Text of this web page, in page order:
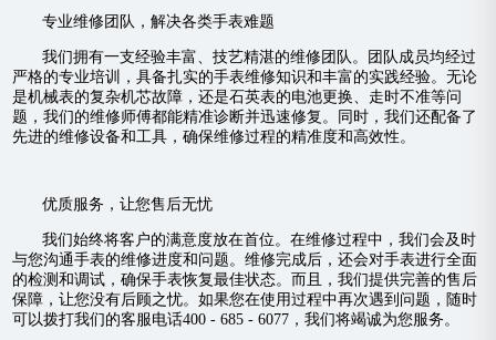
专业维修团队，解决各类手表难题
我们拥有一支经验丰富、技艺精湛的维修团队。团队成员均经过
严格的专业培训，具备扎实的手表维修知识和丰富的实践经验。无论
是机械表的复杂机芯故障，还是石英表的电池更换、走时不准等问
题，我们的维修师傅都能精准诊断并迅速修复。同时，我们还配备了
先进的维修设备和工具，确保维修过程的精准度和高效性。
优质服务，让您售后无忧
我们始终将客户的满意度放在首位。在维修过程中，我们会及时
与您沟通手表的维修进度和问题。维修完成后，还会对手表进行全面
的检测和调试，确保手表恢复最佳状态。而且，我们提供完善的售后
保障，让您没有后顾之忧。如果您在使用过程中再次遇到问题，随时
可以拨打我们的客服电话400 - 685 - 6077，我们将竭诚为您服务。